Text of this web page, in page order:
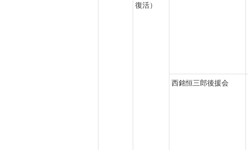
復活）
西銘恒三郎後援会